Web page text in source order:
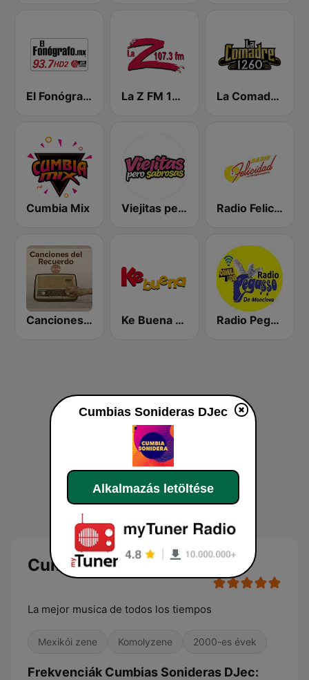
El Fonógrafo HD2 La Z FM 107.3 La Comadre 1260 AM
Cumbia Mix Viejitas pero Sabrosas Radio Radio Felicidad 1180 AM
Canciones del Recuerdo DJec Ke Buena 92.9 FM Radio Pegasso de Monclova
Cumbias Sonideras DJec
La mejor musica de todos los tiempos
Mexikói zene Komolyzene 2000-es évek
Frekvenciák Cumbias Sonideras DJec:
Cumbias Sonideras DJec
Alkalmazás letöltése